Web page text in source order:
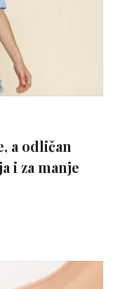
a odličan
i za manje